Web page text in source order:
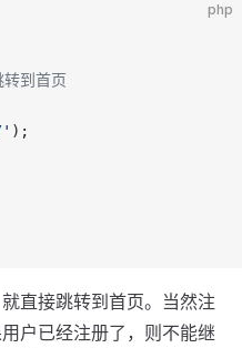
php
到首页
);
直接跳转到首页。当然注
户已经注册了，则不能继